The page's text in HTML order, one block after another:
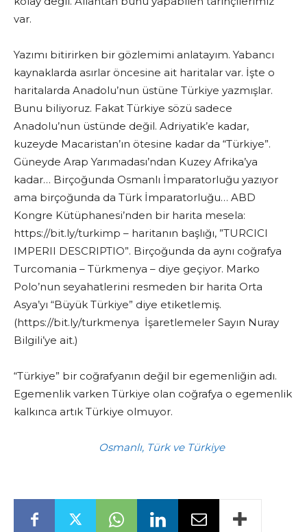
var.
Yazımı bitirirken bir gözlemimi anlatayım. Yabancı
kaynaklarda asırlar öncesine ait haritalar var. İşte o
haritalarda Anadolu’nun üstüne Türkiye yazmışlar.
Bunu biliyoruz. Fakat Türkiye sözü sadece
Anadolu’nun üstünde değil. Adriyatik’e kadar,
kuzeyde Macaristan’ın ötesine kadar da “Türkiye”.
Güneyde Arap Yarımadası’ndan Kuzey Afrika’ya
kadar… Birçoğunda Osmanlı İmparatorluğu yazıyor
ama birçoğunda da Türk İmparatorluğu… ABD
Kongre Kütüphanesi’nden bir harita mesela:
https://bit.ly/turkimp – haritanın başlığı, ”TURCICI
IMPERII DESCRIPTIO”. Birçoğunda da aynı coğrafya
Turcomania – Türkmenya – diye geçiyor. Marko
Polo’nun seyahatlerini resmeden bir harita Orta
Asya’yı “Büyük Türkiye” diye etiketlemiş.
(https://bit.ly/turkmenya İşaretlemeler Sayın Nuray
Bilgili’ye ait.)
“Türkiye” bir coğrafyanın değil bir egemenliğin adı.
Egemenlik varken Türkiye olan coğrafya o egemenlik
kalkınca artık Türkiye olmuyor.
Osmanlı, Türk ve Türkiye